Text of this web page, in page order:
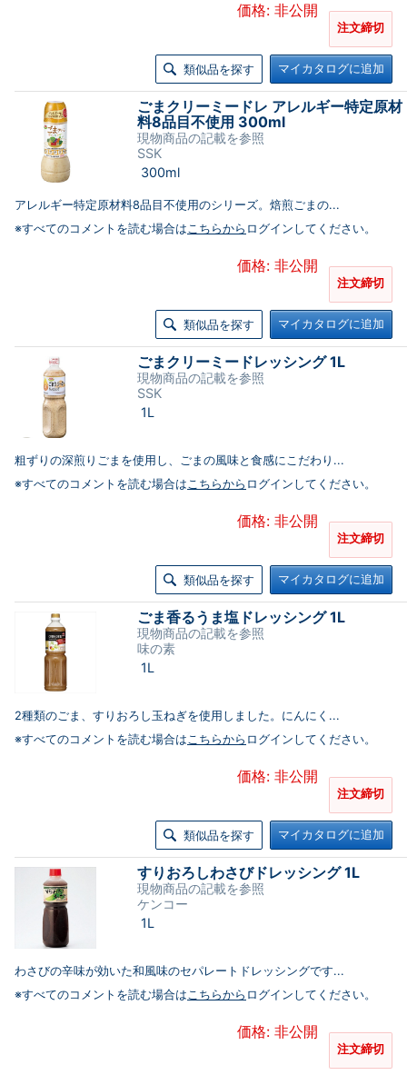
価格: 非公開
注文締切
類似品を探す マイカタログに追加
ごまクリーミードレ アレルギー特定原材
料8品目不使用 300ml
現物商品の記載を参照
SSK
300ml
アレルギー特定原材料8品目不使用のシリーズ。焙煎ごまの...
※すべてのコメントを読む場合はこちらから ログインしてください。
価格: 非公開
注文締切
類似品を探す マイカタログに追加
ごまクリーミードレッシング 1L
現物商品の記載を参照
SSK
1L
粗ずりの深煎りごまを使用し、ごまの風味と食感にこだわり...
※すべてのコメントを読む場合はこちらから ログインしてください。
価格: 非公開
注文締切
類似品を探す マイカタログに追加
ごま香るうま塩ドレッシング 1L
現物商品の記載を参照
味の素
1L
2種類のごま、すりおろし玉ねぎを使用しました。にんにく...
※すべてのコメントを読む場合はこちらから ログインしてください。
価格: 非公開
注文締切
類似品を探す マイカタログに追加
すりおろしわさびドレッシング 1L
現物商品の記載を参照
ケンコー
1L
わさびの辛味が効いた和風味のセパレートドレッシングです...
※すべてのコメントを読む場合はこちらから ログインしてください。
価格: 非公開
注文締切